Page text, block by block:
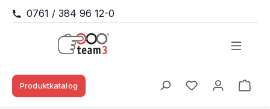
Zum Hauptinhalt springen
0761 / 384 96 12-0
Produktkatalog
Du hast 0